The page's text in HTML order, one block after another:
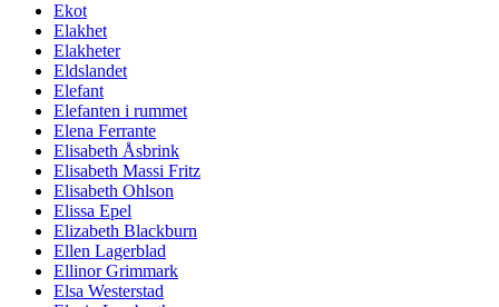
Ekot
Elakhet
Elakheter
Eldslandet
Elefant
Elefanten i rummet
Elena Ferrante
Elisabeth Åsbrink
Elisabeth Massi Fritz
Elisabeth Ohlson
Elissa Epel
Elizabeth Blackburn
Ellen Lagerblad
Ellinor Grimmark
Elsa Westerstad